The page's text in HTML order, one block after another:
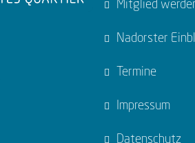
Mitglied
Nadorster
Termine
Impressum
Datenschutz